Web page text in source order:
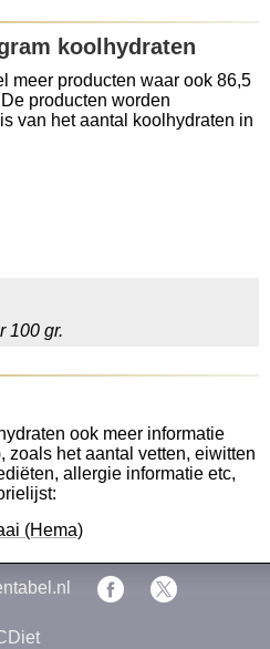
koolhydraten
meer producten waar ook 86,5
producten worden
van het aantal koolhydraten in
100 gr.
ook meer informatie
zoals het aantal vetten, eiwitten
allergie informatie etc,
(Hema)